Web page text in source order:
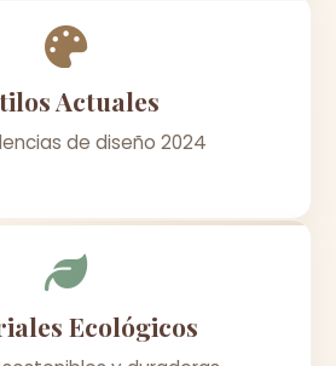
Actuales
de diseño 2024
Ecológicos